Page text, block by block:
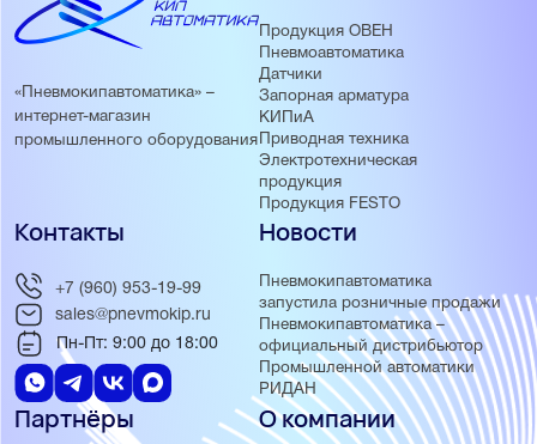
«Пневмокипавтоматика» –
интернет-магазин
промышленного оборудования
Продукция ОВЕН
Пневмоавтоматика
Датчики
Запорная арматура
КИПиА
Приводная техника
Электротехническая
продукция
Продукция FESTO
Новости
Пневмокипавтоматика
запустила розничные продажи
Пневмокипавтоматика –
официальный дистрибьютор
Промышленной автоматики
РИДАН
Партнёры О компании
Контакты
+7 (960) 953-19-99
sales@pnevmokip.ru
Пн-Пт: 9:00 до 18:00